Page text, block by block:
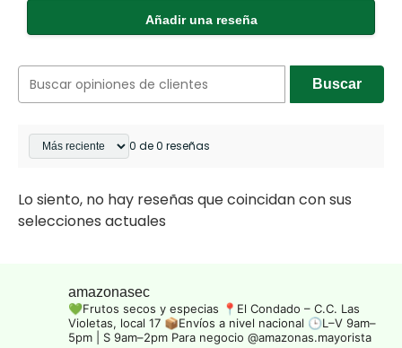
Añadir una reseña
Buscar
0 de 0 reseñas
Lo siento, no hay reseñas que coincidan con sus
selecciones actuales
amazonasec
💚Frutos secos y especias 📍El Condado – C.C. Las
Violetas, local 17 📦Envíos a nivel nacional 🕒L–V 9am–
5pm | S 9am–2pm Para negocio @amazonas.mayorista